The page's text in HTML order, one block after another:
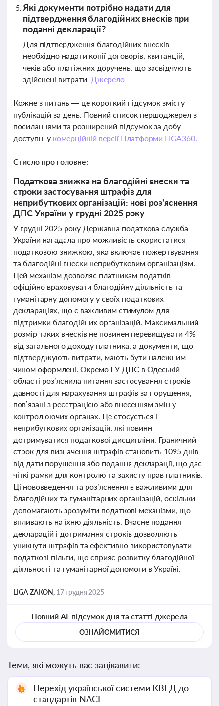
Які документи потрібно надати для
підтвердження благодійних внесків при
поданні декларації?
Для підтвердження благодійних внесків
необхідно надати копії договорів, квитанцій,
чеків або платіжних доручень, що засвідчують
здійснені витрати. Джерело
Кожне з питань — це короткий підсумок змісту
публікацій за день. Повний список першоджерел з
посиланнями та розширений підсумок за добу
доступні у комерційній версії Платформи LIGA360.
Стисло про головне:
Податкова знижка на благодійні внески та
строки застосування штрафів для
неприбуткових організацій: нові роз'яснення
ДПС України у грудні 2025 року
У грудні 2025 року Державна податкова служба
України нагадала про можливість скористатися
податковою знижкою, яка включає пожертвування
та благодійні внески неприбутковим організаціям.
Цей механізм дозволяє платникам податків
офіційно враховувати благодійну діяльність та
гуманітарну допомогу у своїх податкових
деклараціях, що є важливим стимулом для
підтримки благодійних організацій. Максимальний
розмір таких внесків не повинен перевищувати 4%
від загального доходу платника, а документи, що
підтверджують витрати, мають бути належним
чином оформлені. Окремо ГУ ДПС в Одеській
області роз’яснила питання застосування строків
давності для нарахування штрафів за порушення,
пов’язані з реєстрацією або внесенням змін у
контролюючих органах. Це стосується і
неприбуткових організацій, які повинні
дотримуватися податкової дисципліни. Граничний
строк для визначення штрафів становить 1095 днів
від дати порушення або подання декларації, що дає
чіткі рамки для контролю та захисту прав платників.
Ці нововведення та роз’яснення є важливими для
благодійних та гуманітарних організацій, оскільки
допомагають зрозуміти податкові механізми, що
впливають на їхню діяльність. Вчасне подання
декларацій і дотримання строків дозволяють
уникнути штрафів та ефективно використовувати
податкові пільги, що сприяє розвитку благодійної
діяльності та гуманітарної допомоги в Україні.
LIGA ZAKON, 17 грудня 2025
Повний AI-підсумок дня та статті-джерела
ОЗНАЙОМИТИСЯ
Теми, які можуть вас зацікавити:
Перехід української системи КВЕД до
стандартів NACE